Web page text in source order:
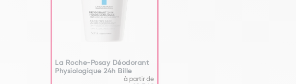
La Roche-Posay Déodorant
Physiologique 24h Bille
à partir de